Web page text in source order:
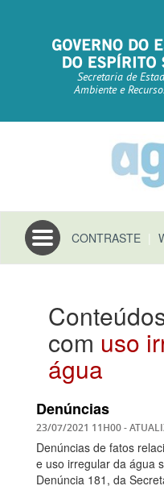
Secretaria de
Ambiente e
Toggle
navigation
CONTRASTE |
com uso
água
Denúncias
23/07/2021 11H00-
Denúncias de fatos
e uso irregular da água
Denúncia 181, da